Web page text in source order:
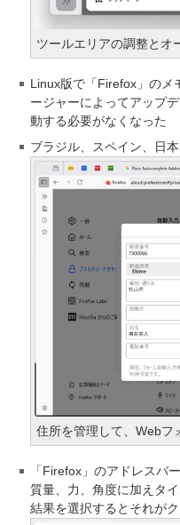
ツールエリアの調整とオ
Linux版で「Firefox」のメ
ージャーによってアップ
動する必要がなくなった
ブラジル、スペイン、日
住所を管理して、Webフ
「Firefox」のアドレスバ
質量、力、角度に加えタ
結果を選択するとそれが